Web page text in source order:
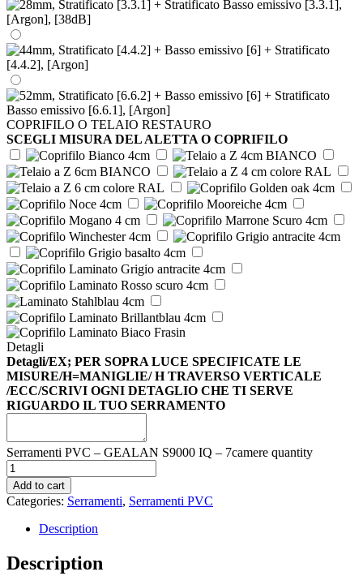
COPRIFILO O TELAIO RESTAURO
SCEGLI MISURA DEL ALETTA O COPRIFILO
Detagli
Detagli/EX; PER SOPRA LUCE SPECIFICATE LE
MISURE/H=MANIGLIE/ H TRAVERSO VERTICALE
/ECC/SCRIVI OGNI DETAGLIO CHE TI SERVE
RIGUARDO IL TUO SERRAMENTO
Serramenti PVC – GEALAN S9000 IQ – 7camere quantity
Add to cart
Categories: Serramenti, Serramenti PVC
Description
Description